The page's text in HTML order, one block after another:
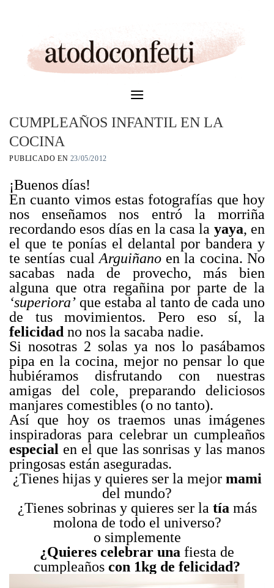
CUMPLEAÑOS INFANTIL EN LA
COCINA
PUBLICADO EN 23/05/2012
¡Buenos días!
En cuanto vimos estas fotografías que hoy
nos enseñamos nos entró la morriña
recordando esos días en la casa la yaya, en
el que te ponías el delantal por bandera y
te sentías cual Arguiñanoen la cocina. No
sacabas nada de provecho, más bien
alguna que otra regañina por parte de la
‘superiora’ que estaba al tanto de cada uno
de tus movimientos. Pero eso sí, la
felicidad no nos la sacaba nadie.
Si nosotras 2 solas ya nos lo pasábamos
pipa en la cocina, mejor no pensar lo que
hubiéramos disfrutando con nuestras
amigas del cole, preparando deliciosos
manjares comestibles (o no tanto).
Así que hoy os traemos unas imágenes
inspiradoras para celebrar un cumpleaños
especial en el que las sonrisas y las manos
pringosas están aseguradas.
¿Tienes hijas y quieres ser la mejormami
del mundo?
¿Tienes sobrinas y quieres ser la tía más
molona de todo el universo?
o simplemente
¿Quieres celebrar una fiesta de
cumpleaños con 1kg de felicidad?